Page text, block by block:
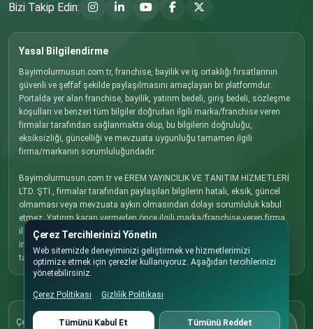
Bizi Takip Edin:
Yasal Bilgilendirme
Bayimolurmusun.com.tr, franchise, bayilik ve iş ortaklığı fırsatlarının
güvenli ve şeffaf şekilde paylaşılmasını amaçlayan bir platformdur.
Portalda yer alan franchise, bayilik, yatırım bedeli, giriş bedeli, sözleşme
koşulları ve benzeri tüm bilgiler doğrudan ilgili marka/franchise veren
firmalar tarafından sağlanmakta olup, bu bilgilerin doğruluğu,
eksiksizliği, güncelliği ve mevzuata uygunluğu tamamen ilgili
firma/markanın sorumluluğundadır.
Bayimolurmusun.com.tr ve EREM YAYINCILIK VE TANITIM HİZMETLERİ
LTD. ŞTİ., firmalar tarafından paylaşılan bilgilerin hatalı, eksik, güncel
olmaması veya mevzuata aykırı olmasından dolayı sorumluluk kabul
etmez. Yatırım kararı vermeden önce ilgili marka/franchise veren firma
ile doğrudan iletişime geçmenizi, tüm koşulları detaylı olarak
incelemenizi ve gerekli hukuki, mali ve ticari danışmanlığı almanızı
tavsiye ederiz.
Çerez tercihlerinizi dilediğiniz zaman buradan
Çerez Politikası
Çerez Tercihlerinizi Yönetin
Web sitemizde deneyiminizi geliştirmek ve hizmetlerimizi
optimize etmek için çerezler kullanıyoruz. Aşağıdan tercihlerinizi
yönetebilirsiniz.
Çerez Politikası Gizlilik Politikası
Tümünü Kabul Et Tümünü Reddet